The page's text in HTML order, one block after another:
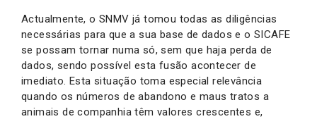
Actualmente, o SNMV já tomou todas as diligências
necessárias para que a sua base de dados e o SICAFE
se possam tornar numa só, sem que haja perda de
dados, sendo possível esta fusão acontecer de
imediato. Esta situação toma especial relevância
quando os números de abandono e maus tratos a
animais de companhia têm valores crescentes e,